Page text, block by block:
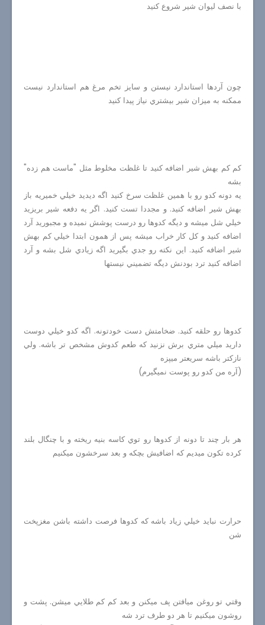
با نصف ليوان شير شروع كنيد
چون آردها استاندارد نيستن و سايز تخم مرغ هم استاندارد نيست
ممكنه به ميزان شير بيشتري نياز پيدا كنيد
كم كم بهش شير اضافه كنيد تا غلظت مخلوط مثل "ماست هم زده"
بشه
يه دونه كدو رو با همين غلظت سرخ كنيد اگه ديديد خيلي خميريه باز
بهش شير اضافه كنيد. و مجددا تست كنيد. اگر يه دفعه شير بريزيد
خيلي شل ميشه و ديگه كدوها رو درست پوشش نميده و مجبوريد آرد
اضافه كنيد و كل كار خراب ميشه پس از همون ابتدا خيلي كم بهش
شير اضافه كنيد. اين نكته رو جدي بگيريد اگه زيادي شل بشه و آرد
اضافه كنيد ترد بودنش ديگه تضميني نيستها
كدوها رو حلقه كنيد. ضخامتش دست خودتونه. اگه كدو خيلي دوست
داريد ميلي متري برش نزنيد كه طعم كدوش مشخص تر باشه. ولي
نازكتر باشه سريعتر ميپزه
(آره من كدو رو پوست نميگيرم)
هر بار چند تا دونه از كدوها رو توي كاسه بنيه ريخته و با چنگال بلند
كرده تكون ميديم كه اضافيش بچكه و بعد سرخشون ميكنيم
حرارت نبايد خيلي زياد باشه كه كدوها فرصت داشته باشن مغزپخت
شن
وقتي تو روغن ميافتن پف ميكنن و بعد كم كم طلايي ميشن. پشت و
روشون ميكنيم تا هر دو طرف ترد شه